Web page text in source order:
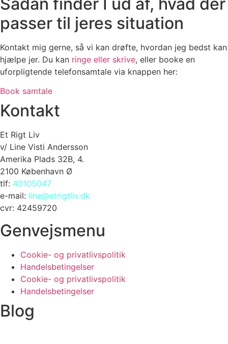
passer til jeres situation
Kontakt mig gerne, så vi kan drøfte, hvordan jeg bedst kan
hjælpe jer. Du kan ringe eller skrive, eller booke en
uforpligtende telefonsamtale via knappen her:
Book samtale
Kontakt
Et Rigt Liv
v/ Line Visti Andersson
Amerika Plads 32B, 4.
2100 København Ø
tlf: 40105047
e-mail: line@etrigtliv.dk
cvr: 42459720
Genvejsmenu
Cookie- og privatlivspolitik
Handelsbetingelser
Cookie- og privatlivspolitik
Handelsbetingelser
Blog